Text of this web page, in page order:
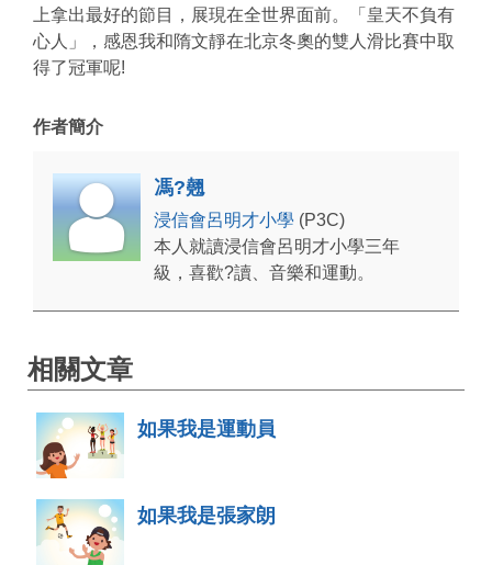
上拿出最好的節目，展現在全世界面前。 「 皇天不負有
心人 」 ，感恩我和隋文靜在北京冬奧的雙人滑比賽中取
得了冠軍呢!
作者簡介
馮?翹
浸信會呂明才小學 (P3C)
本人就讀浸信會呂明才小學三年
級，喜歡?讀、音樂和運動。
相關文章
如果我是運動員
如果我是張家朗